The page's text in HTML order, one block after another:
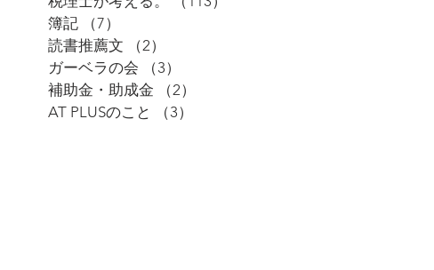
簿記
（7）
読書推薦文
（2）
ガーベラの会
（3）
補助金・助成金
（2）
AT PLUSのこと
（3）